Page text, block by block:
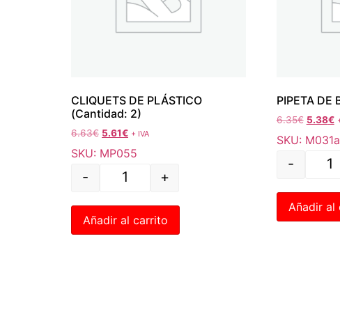
CLIQUETS DE PLÁSTICO
(Cantidad: 2)
6.63€ 5.61€ + IVA
SKU: MP055
- +
Añadir al carrito
PIPETA DE
6.35€ 5.38€
SKU: M031a
-
Añadir al